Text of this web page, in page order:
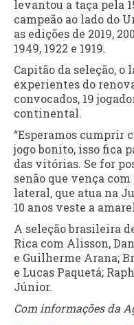
levantou a taça pela
campeão ao lado do
as edições de 2019,
1949, 1922 e 1919.
Capitão da seleção,
experientes do
convocados, 19
continental.
“Esperamos cumprir
jogo bonito, isso fica
das vitórias. Se for
senão que vença
lateral, que atua na
10 anos veste a
A seleção brasileira
Rica com Alisson,
e Guilherme Arana;
e Lucas Paquetá;
Júnior.
Com informações da